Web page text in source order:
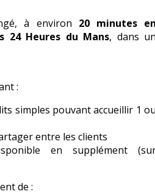
à environ 20 minutes
24 Heures du Mans, dans
:
simples pouvant accueillir 1
entre les clients
en supplément
de :